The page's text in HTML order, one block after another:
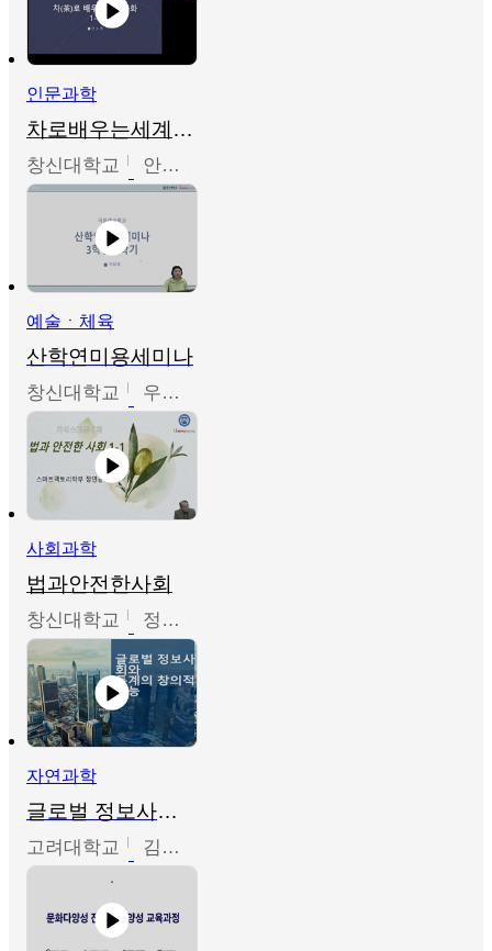
인문과학
차로배우는세계문화
창신대학교 안소영
예술ㆍ체육
산학연미용세미나
창신대학교 우미옥,오윤경,박선이
사회과학
법과안전한사회
창신대학교 정연균
자연과학
글로벌 정보사회와 통계의 창의적 기능
고려대학교 김희영